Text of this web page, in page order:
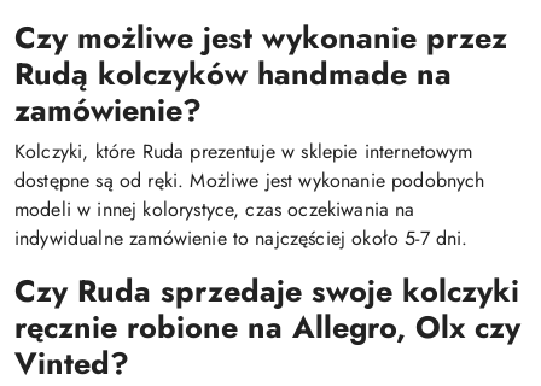
Czy możliwe jest wykonanie przez
Rudą kolczyków handmade na
zamówienie?
Kolczyki, które Ruda prezentuje w sklepie internetowym
dostępne są od ręki. Możliwe jest wykonanie podobnych
modeli w innej kolorystyce, czas oczekiwania na
indywidualne zamówienie to najczęściej około 5-7 dni.
Czy Ruda sprzedaje swoje kolczyki
ręcznie robione na Allegro, Olx czy
Vinted?